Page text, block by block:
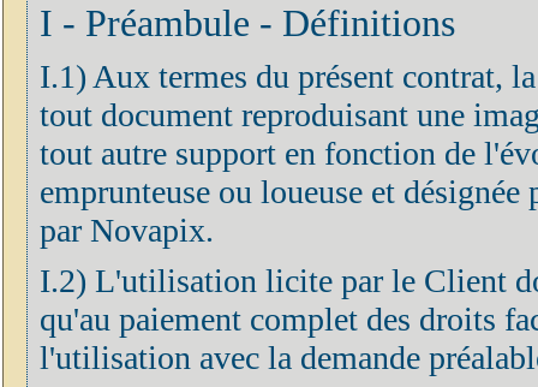
I - Préambule - Définitions
I.1) Aux termes du présent contrat,
tout document reproduisant une
tout autre support en fonction de
emprunteuse ou loueuse et
par Novapix.
I.2) L'utilisation licite par le Client
qu'au paiement complet des droits
l'utilisation avec la demande